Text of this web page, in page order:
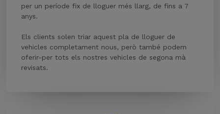
per un període fix de lloguer més llarg, de fins a 7
anys.
Els clients solen triar aquest pla de lloguer de
vehicles completament nous, però també podem
oferir-per tots els nostres vehicles de segona mà
revisats.